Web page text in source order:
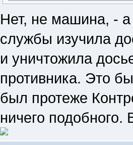
Нет, не машина, - а
службы изучила
и уничтожила
противника. Это
был протеже
ничего подобного.